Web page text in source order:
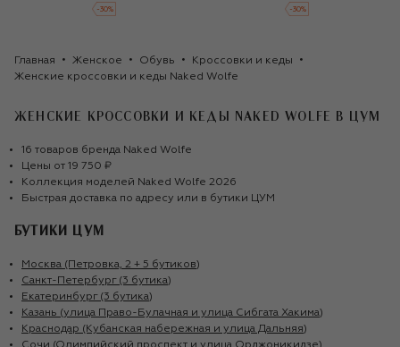
-30% -30%
Главная Женское Обувь
Кроссовки и кеды
Женские кроссовки и кеды Naked Wolfe
ЖЕНСКИЕ КРОССОВКИ И КЕДЫ NAKED WOLFE В ЦУМ
16 товаров бренда Naked Wolfe
Цены от 19 750 ₽
Коллекция моделей Naked Wolfe 2026
Быстрая доставка по адресу или в бутики ЦУМ
БУТИКИ ЦУМ
Москва (Петровка, 2 + 5 бутиков)
Санкт-Петербург (3 бутика)
Екатеринбург (3 бутика)
Казань (улица Право-Булачная и улица Сибгата Хакима)
Краснодар (Кубанская набережная и улица Дальняя)